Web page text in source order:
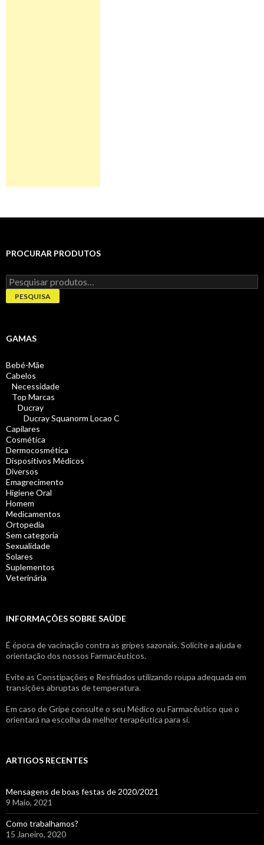
PROCURAR PRODUTOS
Pesquisar
por:
PESQUISA
GAMAS
Bebé-Mãe
Cabelos
Necessidade
Top Marcas
Ducray
Ducray Squanorm Locao C
Capilares
Cosmética
Dermocosmética
Dispositivos Médicos
Diversos
Emagrecimento
Higiene Oral
Homem
Medicamentos
Ortopedia
Sem categoria
Sexualidade
Solares
Suplementos
Veterinária
INFORMAÇÕES SOBRE SAÚDE
É época de vacinação contra as gripes sazonais. Solicite a ajuda e
orientação dos nossos Farmacêuticos.
Evite as Constipações e Resfriados utilizando roupa adequada em
transições abruptas de temperatura.
Em caso de Gripe consulte o seu Médico ou Farmacêutico que o
orientará na escolha da melhor terapêutica para si.
ARTIGOS RECENTES
Mensagens de boas festas de 2020/2021
9 Maio, 2021
Como trabalhamos?
15 Janeiro, 2020